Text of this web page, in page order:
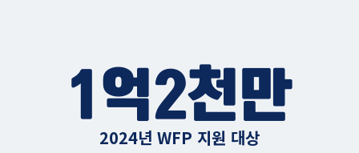
1억2천만
2024년 WFP 지원 대상